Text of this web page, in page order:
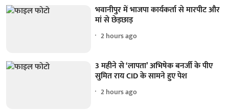
भवानीपुर में भाजपा कार्यकर्ता से मारपीट और
मां से छेड़छाड़
2 hours ago
3 महीने से ‘लापता’ अभिषेक बनर्जी के पीए
सुमित राय CID के सामने हुए पेश
2 hours ago